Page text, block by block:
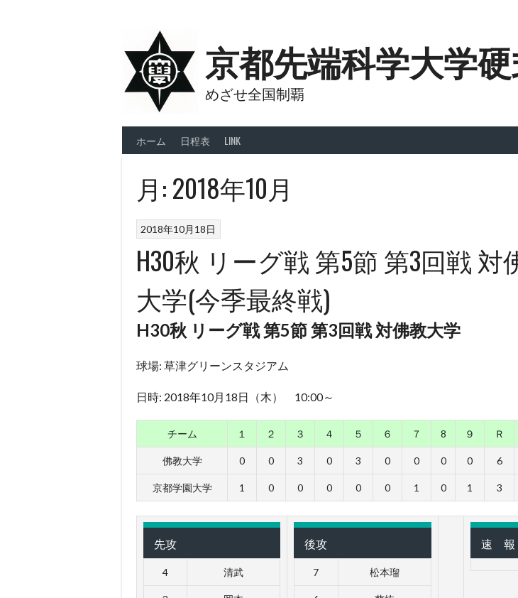
京都先端科学大学
めざせ全国制覇
ホーム 日程表 LINK
月:2018年10月
2018年10月18日
H30秋 リーグ戦 第5節 第3回戦 対
大学(今季最終戦)
H30秋 リーグ戦 第5節 第3回戦 対佛教大学
球場: 草津グリーンスタジアム
日時: 2018年10月18日（木） 10:00～
チーム １ ２ ３ ４ ５ ６ ７ 8 ９ Ｒ
佛教大学 0 0 3 0 3 0 0 0 0 6
京都学園大学 1 0 0 0 0 0 1 0 1 3
先攻
4 清武
後攻
7 松本瑠
速 報